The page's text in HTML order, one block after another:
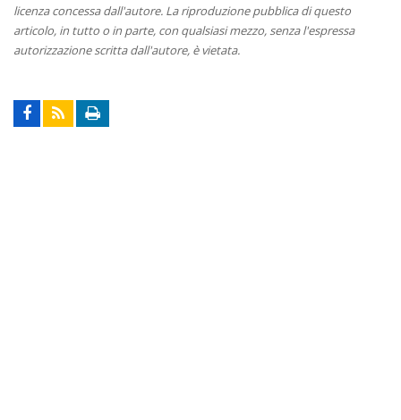
licenza concessa dall'autore. La riproduzione pubblica di questo
articolo, in tutto o in parte, con qualsiasi mezzo, senza l'espressa
autorizzazione scritta dall'autore, è vietata.